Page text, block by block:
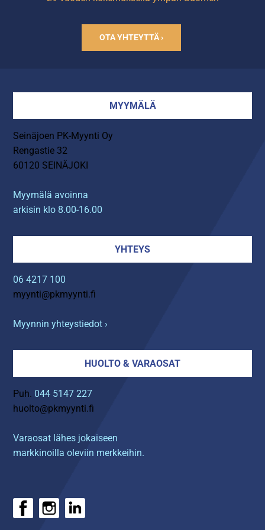
OTA YHTEYTTÄ ›
MYYMÄLÄ
Seinäjoen PK-Myynti Oy
Rengastie 32
60120 SEINÄJOKI
Myymälä avoinna
arkisin klo 8.00-16.00
YHTEYS
06 4217 100
myynti@pkmyynti.fi
Myynnin yhteystiedot ›
HUOLTO & VARAOSAT
Puh. 044 5147 227
huolto@pkmyynti.fi
Varaosat lähes jokaiseen
markkinoilla oleviin merkkeihin.